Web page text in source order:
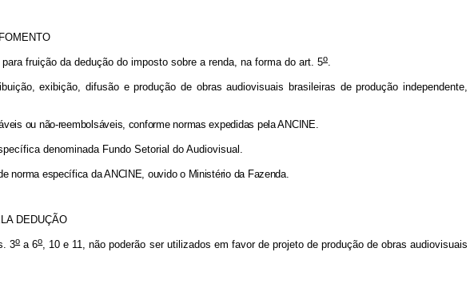
fruição da dedução do imposto sobre a renda, na forma do art. 5o.
exibição, difusão e produção de obras audiovisuais brasileiras de produção independente,
ou não-reembolsáveis, conforme normas expedidas pela ANCINE.
denominada Fundo Setorial do Audiovisual.
norma específica da ANCINE, ouvido o Ministério da Fazenda.
DEDUÇÃO
3oa 6o, 10 e 11, não poderão ser utilizados em favor de projeto de produção de obras audiovisuais